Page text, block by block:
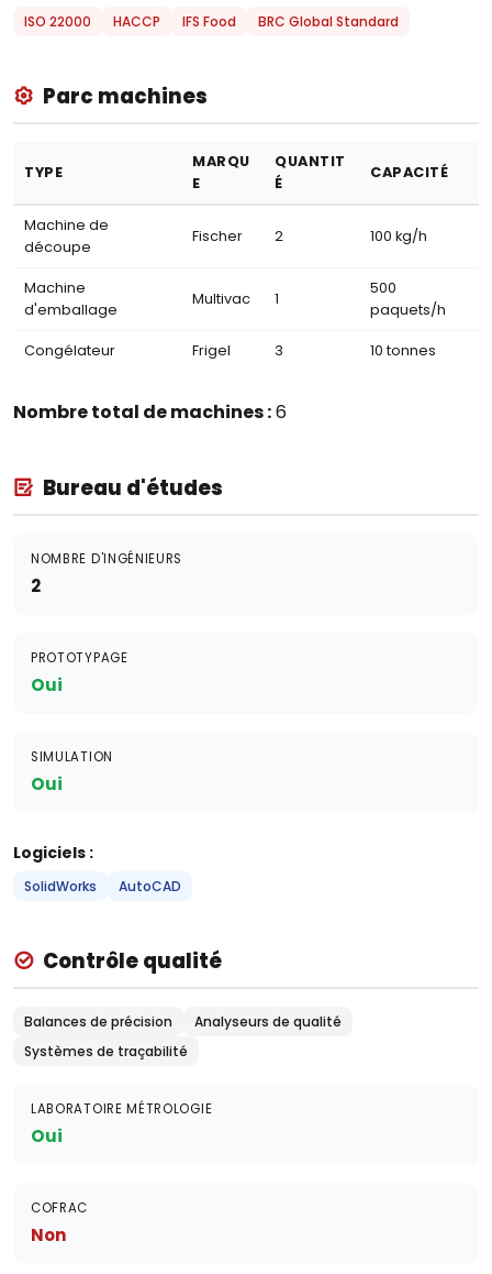
ISO 22000 HACCP IFS Food BRC Global Standard
Parc machines
TYPE
MARQU
E
QUANTIT
É
CAPACITÉ
Machine de
découpe
Fischer 2 100 kg/h
Machine
d'emballage
Multivac 1
500
paquets/h
Congélateur Frigel 3 10 tonnes
Nombre total de machines :6
Bureau d'études
NOMBRE D'INGÉNIEURS
2
PROTOTYPAGE
Oui
SIMULATION
Oui
Logiciels :
SolidWorks AutoCAD
Contrôle qualité
Balances de précision
Analyseurs de qualité
Systèmes de traçabilité
LABORATOIRE MÉTROLOGIE
Oui
COFRAC
Non